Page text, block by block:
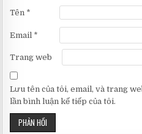
Tên *
Email *
Trang web
Lưu tên của tôi, email, và trang
lần bình luận kế tiếp của tôi.